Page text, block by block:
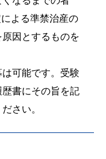
よる準禁治産の
因とするものを
可能です。受験
歴書にその旨を記
さい。